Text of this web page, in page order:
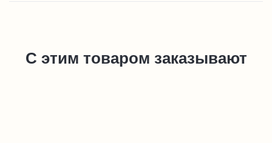
С этим товаром заказывают